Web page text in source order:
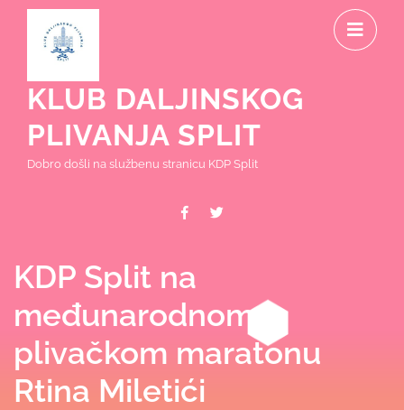
content
KLUB DALJINSKOG
PLIVANJA SPLIT
Dobro došli na službenu stranicu KDP Split
Facebook
KDP Split na
međunarodnom
plivačkom maratonu
Rtina Miletići